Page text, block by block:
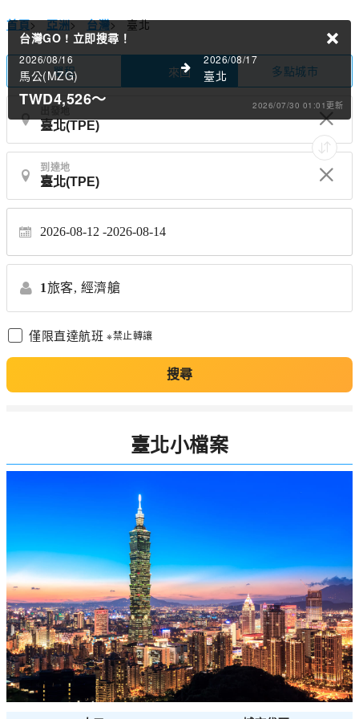
首頁> 亞洲> 台灣> 臺北
單程 來回 多點城市
出發地
到達地
2026-08-12 2026-08-14
1旅客, 經濟艙
僅限直達航班 ※禁止轉讓
搜尋
台灣GO ! 立即搜尋！
2026/08/16
馬公(MZG)
2026/08/17
臺北
TWD4,526～ 2026/07/30 01:01更新
臺北小檔案